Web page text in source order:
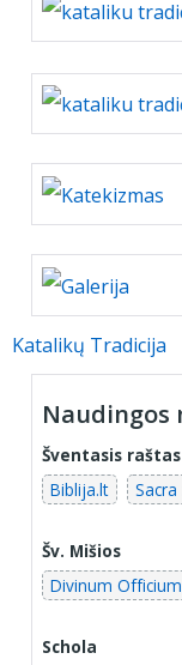
Katalikų Tradicija
Naudingos
Šventasis raštas
Biblija.lt
Šv. Mišios
Divinum Officium
Schola